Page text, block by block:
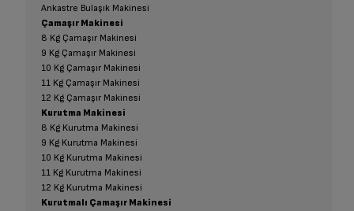
Ankastre Bulaşık Makinesi
Çamaşır Makinesi
8 Kg Çamaşır Makinesi
9 Kg Çamaşır Makinesi
10 Kg Çamaşır Makinesi
11 Kg Çamaşır Makinesi
12 Kg Çamaşır Makinesi
Kurutma Makinesi
8 Kg Kurutma Makinesi
9 Kg Kurutma Makinesi
10 Kg Kurutma Makinesi
11 Kg Kurutma Makinesi
12 Kg Kurutma Makinesi
Kurutmalı Çamaşır Makinesi